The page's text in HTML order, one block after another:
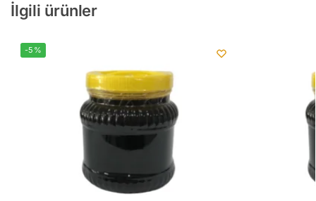
İlgili ürünler
-5%